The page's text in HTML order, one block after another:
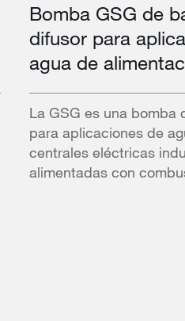
Bomba GSG de
difusor para
agua de
La GSG es una bomba
para aplicaciones de
centrales eléctricas
alimentadas con